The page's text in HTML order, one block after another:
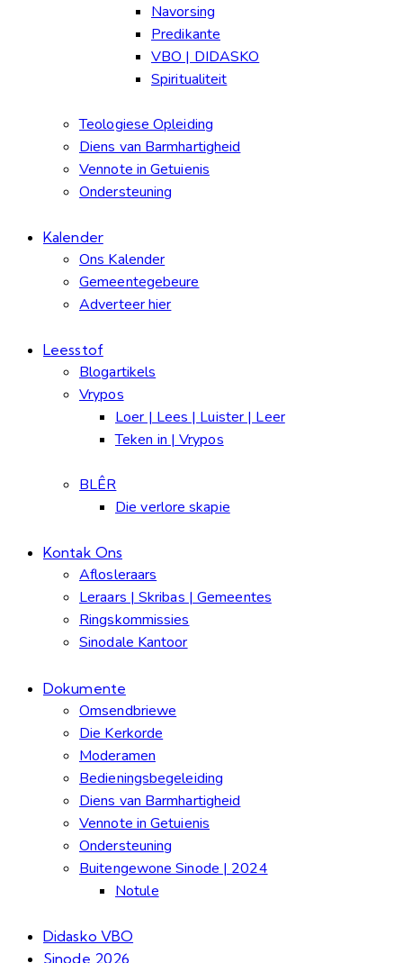
Navorsing
Predikante
VBO | DIDASKO
Spiritualiteit
Teologiese Opleiding
Diens van Barmhartigheid
Vennote in Getuienis
Ondersteuning
Kalender
Ons Kalender
Gemeentegebeure
Adverteer hier
Leesstof
Blogartikels
Vrypos
Loer | Lees | Luister | Leer
Teken in | Vrypos
BLÊR
Die verlore skapie
Kontak Ons
Aflosleraars
Leraars | Skribas | Gemeentes
Ringskommissies
Sinodale Kantoor
Dokumente
Omsendbriewe
Die Kerkorde
Moderamen
Bedieningsbegeleiding
Diens van Barmhartigheid
Vennote in Getuienis
Ondersteuning
Buitengewone Sinode | 2024
Notule
Didasko VBO
Sinode 2026